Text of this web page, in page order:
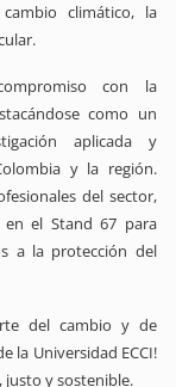
climático, la
con la
como un
aplicada y
y la región.
del sector,
el Stand 67 para
a la protección del
del cambio y de
la Universidad ECCI!
y sostenible.